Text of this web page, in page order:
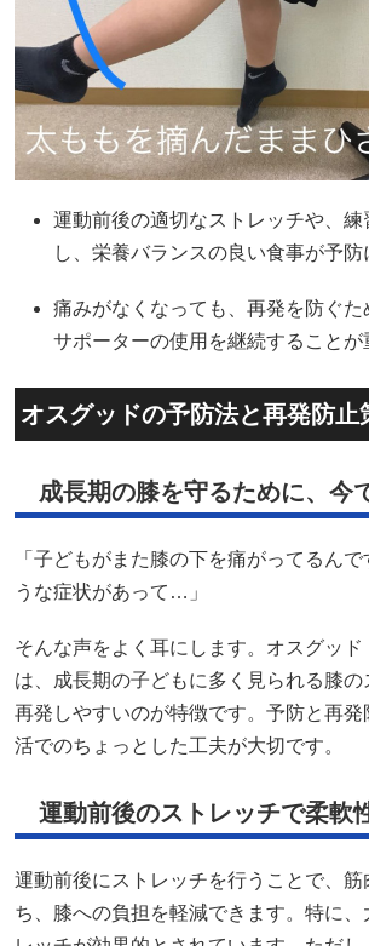
運動前後の適切なストレッチや、練
し、栄養バランスの良い食事が予防
痛みがなくなっても、再発を防ぐ
サポーターの使用を継続することが
オスグッドの予防法と再発防止
成長期の膝を守るために、今
「子どもがまた膝の下を痛がってるん
うな症状があって…」
そんな声をよく耳にします。​オスグッ
は、成長期の子どもに多く見られる膝の
再発しやすいのが特徴です。​予防と再発
活でのちょっとした工夫が大切です。​
運動前後のストレッチで柔軟
運動前後にストレッチを行うことで、筋
ち、膝への負担を軽減できます。​特に、